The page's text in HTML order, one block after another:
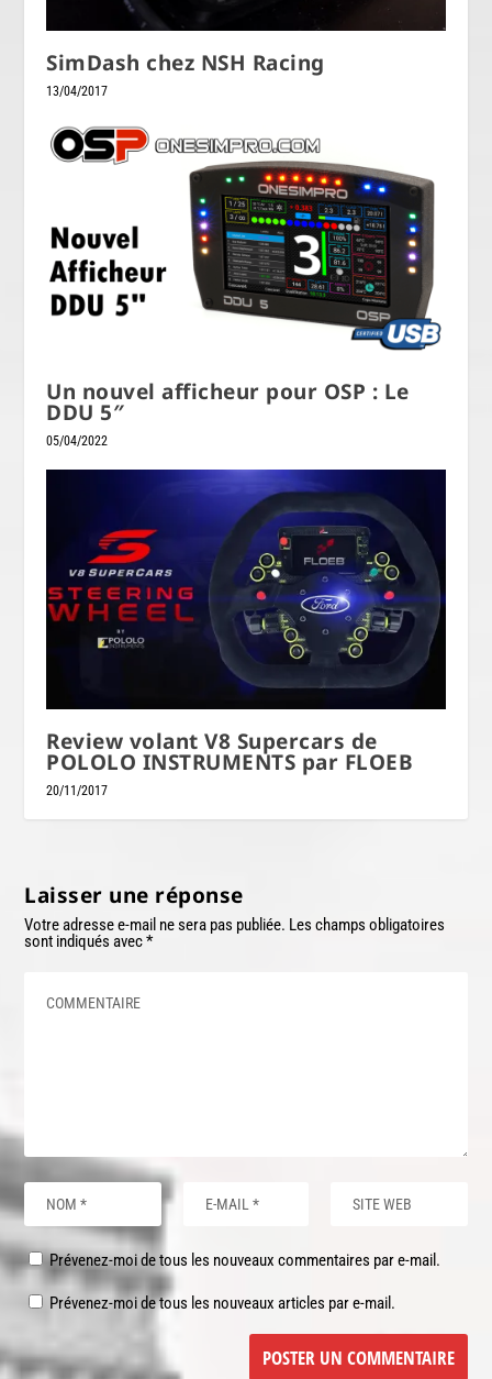
SimDash chez NSH Racing
13/04/2017
Un nouvel afficheur pour OSP : Le
DDU 5″
05/04/2022
Review volant V8 Supercars de
POLOLO INSTRUMENTS par FLOEB
20/11/2017
Laisser une réponse
Votre adresse e-mail ne sera pas publiée. Les champs obligatoires
sont indiqués avec*
Prévenez-moi de tous les nouveaux commentaires par e-mail.
Prévenez-moi de tous les nouveaux articles par e-mail.